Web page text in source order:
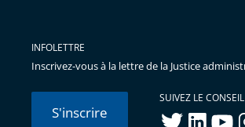
INFOLETTRE
Inscrivez-vous à la lettre de la Justice
S'inscrire
SUIVEZ LE
twitterlinkedIn